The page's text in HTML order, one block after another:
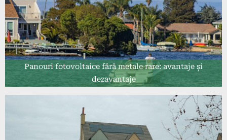
Panouri fotovoltaice fără metale rare: avantaje și
dezavantaje